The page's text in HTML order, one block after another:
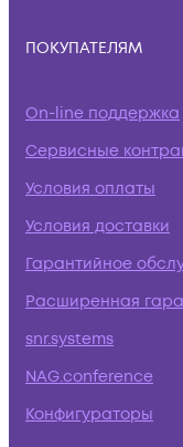
ПОКУПАТЕЛЯМ
On-line поддержка
Сервисные
Условия оплаты
Условия доставки
Гарантийное
Расширенная
snr.systems
NAG.conference
Конфигураторы